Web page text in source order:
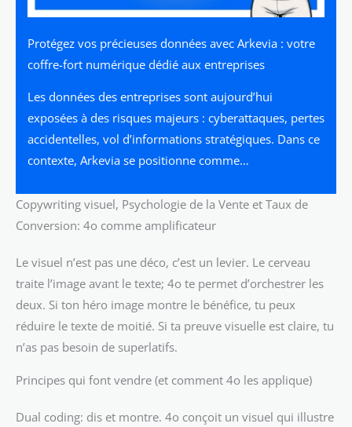
Protégez vos précieuses données avec Arkevia : votre
coffre-fort numérique dédié aux entreprises
Les données des entreprises sont aujourd’hui
exposées à des risques majeurs : cyberattaques, pertes
accidentelles, vol d’informations stratégiques. Dans ce
contexte, Arkevia se positionne comme…
Copywriting visuel, Psychologie de la Vente et Taux de
Conversion: 4o comme amplificateur
Le visuel n’est pas une déco, c’est un levier. Le cerveau
traite l’image avant le texte; 4o te permet d’orchestrer les
deux. Si ton héro image montre le bénéfice, tu peux
réduire le texte de moitié. Si ta preuve visuelle est claire, tu
n’as pas besoin de superlatifs.
Principes qui font vendre (et comment 4o les applique)
Dual coding: dis et montre. 4o conçoit un visuel qui illustre